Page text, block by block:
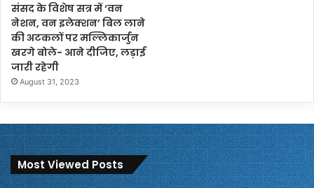
संसद के विशेष सत्र में ‘वन
नेशन, वन इलेक्शन’ बिल लाने
की अटकलों पर मल्लिकार्जुन
खरगे बोले- आने दीजिए, लड़ाई
जारी रहेगी
August 31, 2023
Most Viewed Posts